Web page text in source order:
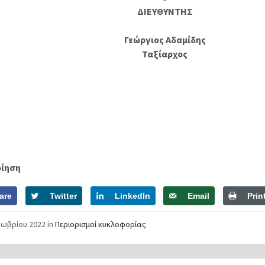
ΔΙΕΥΘΥΝΤΗΣ
Γεώργιος Αδαμίδης
Ταξίαρχος
Twitter LinkedIn Email
2022inΠεριορισμοί κυκλοφορίας